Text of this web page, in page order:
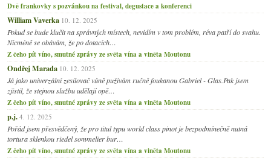
Dvě frankovky s pozvánkou na festival, degustace a konferenci
William Vaverka 10. 12. 2025
Pokud se bude klučit na správných místech, nevidím v tom problém, réva patří do svahu.
Nicméně se obávám, že po dotacích…
Z čeho pít víno, smutné zprávy ze světa vína a viněta Moutonu
Ondřej Marada 10. 12. 2025
Já jako univerzální zesilovač vůně pužívám ručně foukanou Gabriel - Glas.Pak jsem
zjistil, že stejnou službu udělají opě…
Z čeho pít víno, smutné zprávy ze světa vína a viněta Moutonu
p.j. 4. 12. 2025
Pořád jsem přesvědčený, že pro titul typu world class pinot je bezpodmínečně nutná
tortura sklenkou riedel sommelier bur…
Z čeho pít víno, smutné zprávy ze světa vína a viněta Moutonu